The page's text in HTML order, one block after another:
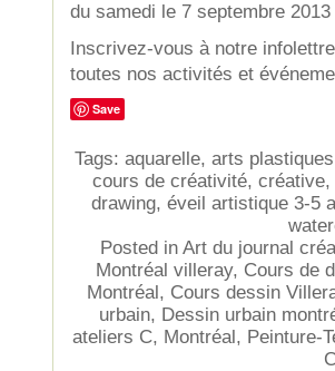
du samedi le 7 septembre 2013
Inscrivez-vous à notre
toutes nos activités et
Save
Tags: aquarelle, arts
cours de créativité, créative,
drawing, éveil artistique 3-5
Posted in Art du journal
Montréal villeray, Cours de
Montréal, Cours dessin
urbain, Dessin urbain
ateliers C, Montréal, Peinture-